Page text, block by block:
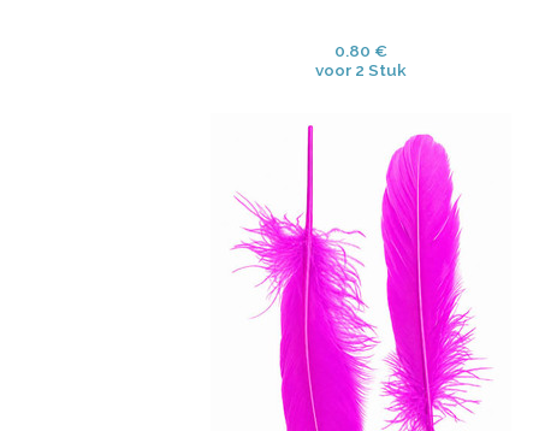
0.80 €
voor 2 Stuk